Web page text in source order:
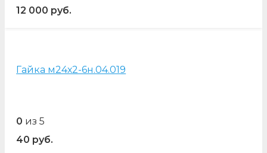
12 000 руб.
Гайка м24х2-6н.04.019
0 из 5
40 руб.